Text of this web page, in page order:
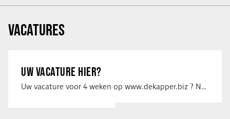
VACATURES
UW VACATURE HIER?
Uw vacature voor 4 weken op www.dekapper.biz ? Neem dan contact op met Maaike …